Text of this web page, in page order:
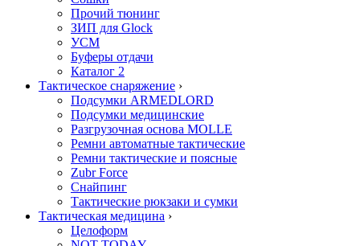
Прочий тюнинг
ЗИП для Glock
УСМ
Буферы отдачи
Каталог 2
Тактическое снаряжение ›
Подсумки ARMEDLORD
Подсумки медицинские
Разгрузочная основа MOLLE
Ремни автоматные тактические
Ремни тактические и поясные
Zubr Force
Снайпинг
Тактические рюкзаки и сумки
Тактическая медицина ›
Целоформ